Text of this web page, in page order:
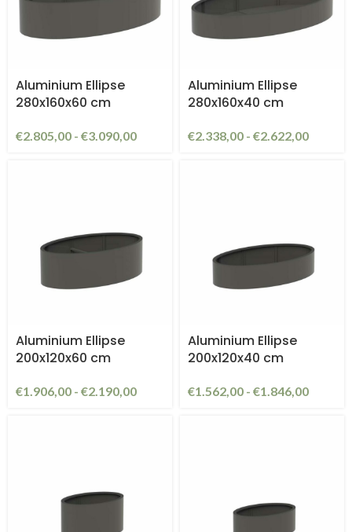
Aluminium Ellipse
280x160x60 cm
€2.805,00 - €3.090,00
Aluminium Ellipse
280x160x40 cm
€2.338,00 - €2.622,00
Aluminium Ellipse
200x120x60 cm
€1.906,00 - €2.190,00
Aluminium Ellipse
200x120x40 cm
€1.562,00 - €1.846,00